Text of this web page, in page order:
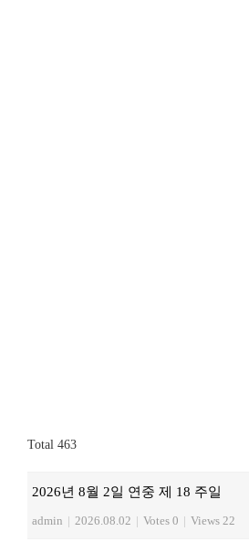
Total 463
2026년 8월 2일 연중 제 18 주일
admin | 2026.08.02 | Votes 0 | Views 22